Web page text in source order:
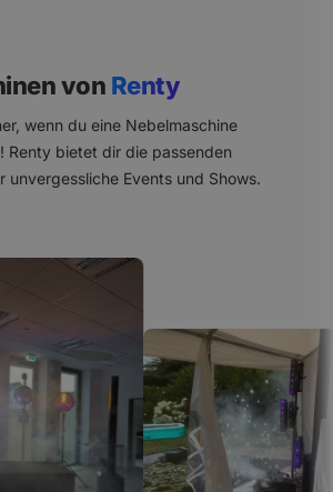
von Renty
wenn du eine Nebelmaschine
Renty bietet dir die passenden
unvergessliche Events und Shows.